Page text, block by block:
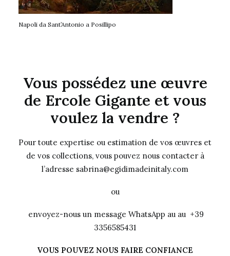
Napoli da Sant’Antonio a Posillipo
Vous possédez une œuvre
de Ercole Gigante et vous
voulez la vendre ?
Pour toute expertise ou estimation de vos œuvres et
de vos collections, vous pouvez nous contacter à
l’adresse sabrina@egidimadeinitaly.com
ou
envoyez-nous un message WhatsApp au au +39
3356585431
VOUS POUVEZ NOUS FAIRE CONFIANCE